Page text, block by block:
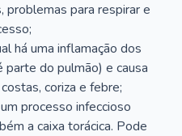
problemas para respirar e
há uma inflamação dos
do pulmão) e causa
coriza e febre;
processo infeccioso
a caixa torácica. Pode